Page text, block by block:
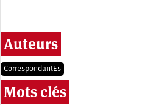
Auteurs
CorrespondantEs
Mots clés